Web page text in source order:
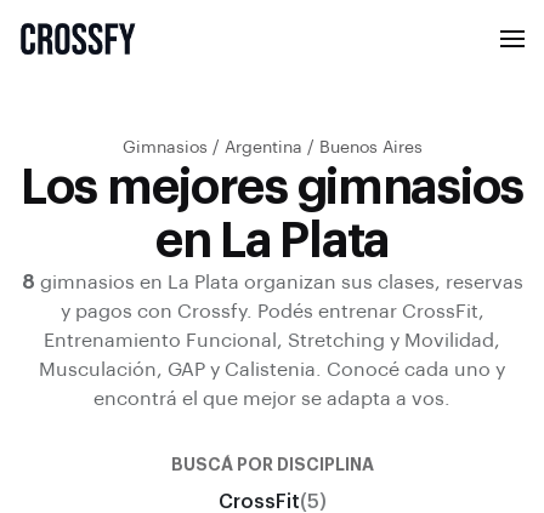
Gimnasios / Argentina / Buenos Aires
Los mejores gimnasios
en La Plata
8 gimnasios en La Plata organizan sus clases, reservas
y pagos con Crossfy.
Podés entrenar CrossFit,
Entrenamiento Funcional, Stretching y Movilidad,
Musculación, GAP y Calistenia
Conocé cada uno y
encontrá el que mejor se adapta a vos.
BUSCÁ POR DISCIPLINA
CrossFit(5)